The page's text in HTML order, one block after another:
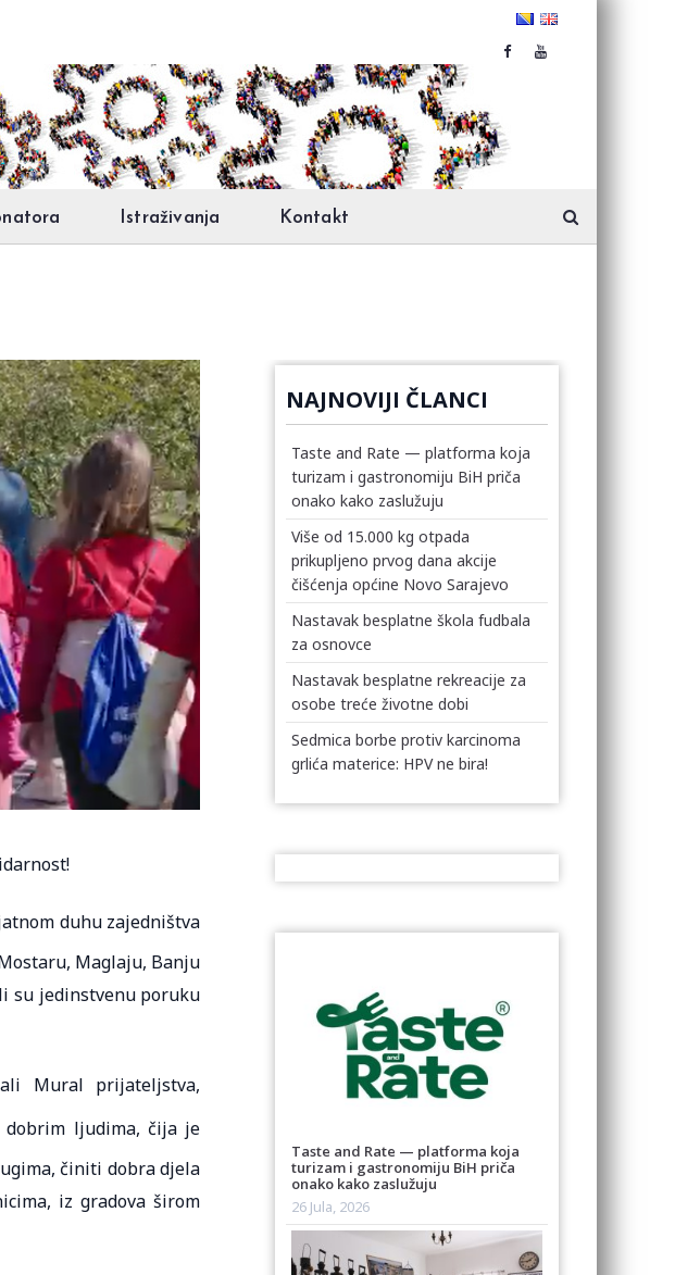
Istraživanja Kontakt
duhu zajedništva
Maglaju, Banju
su jedinstvenu poruku
Mural prijateljstva,
ljudima, čija je
činiti dobra djela
iz gradova širom
NAJNOVIJI ČLANCI
Taste and Rate — platforma koja
turizam i gastronomiju BiH priča
onako kako zaslužuju
Više od 15.000 kg otpada
prikupljeno prvog dana akcije
čišćenja općine Novo Sarajevo
Nastavak besplatne škola fudbala
za osnovce
Nastavak besplatne rekreacije za
osobe treće životne dobi
Sedmica borbe protiv karcinoma
grlića materice: HPV ne bira!
Taste and Rate — platforma koja
turizam i gastronomiju BiH priča
onako kako zaslužuju
26 Jula, 2026